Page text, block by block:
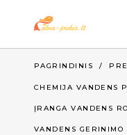
PAGRINDINIS /
CHEMIJA VANDENS
ĮRANGA VANDENS
VANDENS